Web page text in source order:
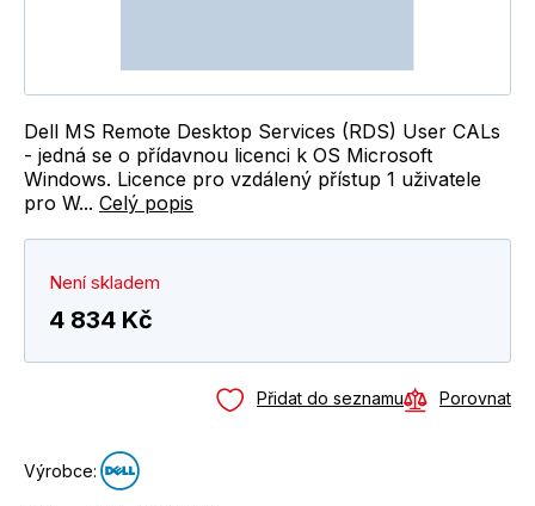
Dell MS Remote Desktop Services (RDS) User CALs
- jedná se o přídavnou licenci k OS Microsoft
Windows. Licence pro vzdálený přístup 1 uživatele
pro W... Celý popis
Není skladem
4 834 Kč
Přidat do seznamu Porovnat
Výrobce: